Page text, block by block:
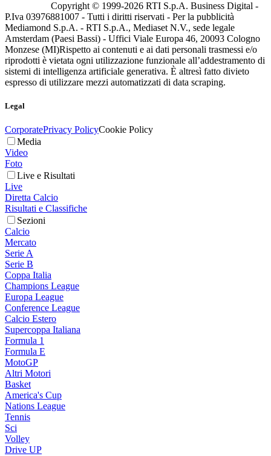
Copyright © 1999-2026 RTI S.p.A. Business Digital -
P.Iva 03976881007 - Tutti i diritti riservati - Per la pubblicità
Mediamond S.p.A. - RTI S.p.A., Mediaset N.V., sede legale
Amsterdam (Paesi Bassi) - Uffici Viale Europa 46, 20093 Cologno
Monzese (MI)Rispetto ai contenuti e ai dati personali trasmessi e/o
riprodotti è vietata ogni utilizzazione funzionale all’addestramento di
sistemi di intelligenza artificiale generativa. È altresì fatto divieto
espresso di utilizzare mezzi automatizzati di data scraping.
Legal
CorporatePrivacy PolicyCookie Policy
Media
Video
Foto
Live e Risultati
Live
Diretta Calcio
Risultati e Classifiche
Sezioni
Calcio
Mercato
Serie A
Serie B
Coppa Italia
Champions League
Europa League
Conference League
Calcio Estero
Supercoppa Italiana
Formula 1
Formula E
MotoGP
Altri Motori
Basket
America's Cup
Nations League
Tennis
Sci
Volley
Drive UP